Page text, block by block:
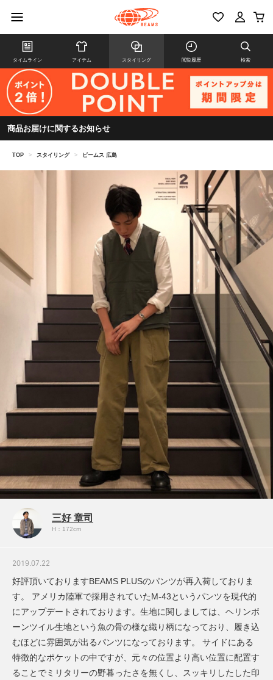
タイムライン アイテム スタイリング 閲覧履歴 検索
商品お届けに関するお知らせ
TOP > スタイリング > ビームス 広島
三好 章司
H：172cm
2019.07.22
好評頂いておりますBEAMS PLUSのパンツが再入荷しておりま
す。 アメリカ陸軍で採用されていたM-43というパンツを現代的
にアップデートされております。生地に関しましては、ヘリンボ
ーンツイル生地という魚の骨の様な織り柄になっており、履き込
むほどに雰囲気が出るパンツになっております。 サイドにある
特徴的なポケットの中ですが、元々の位置より高い位置に配置す
ることでミリタリーの野暮ったさを無くし、スッキリしたした印